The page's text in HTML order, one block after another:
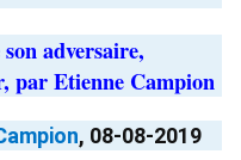
adversaire,
par Etienne Campion
, 08-08-2019